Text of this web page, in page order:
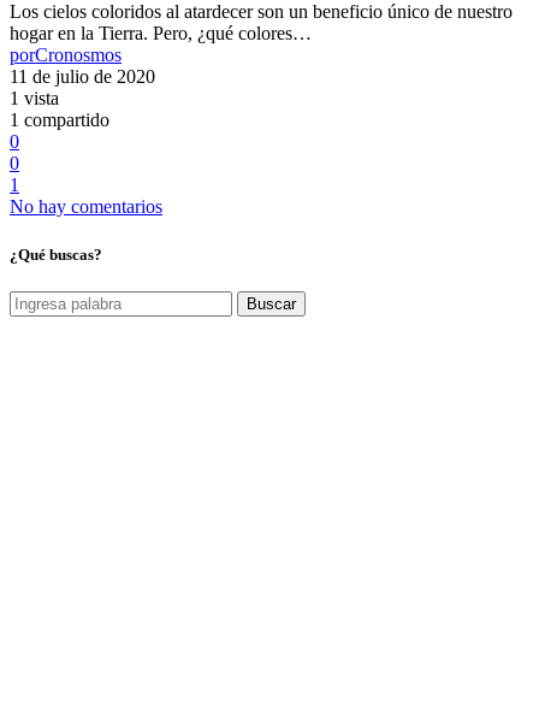
Los cielos coloridos al atardecer son un beneficio único de nuestro
hogar en la Tierra. Pero, ¿qué colores…
porCronosmos
11 de julio de 2020
1 vista
1 compartido
0
0
1
No hay comentarios
¿Qué buscas?
Buscar